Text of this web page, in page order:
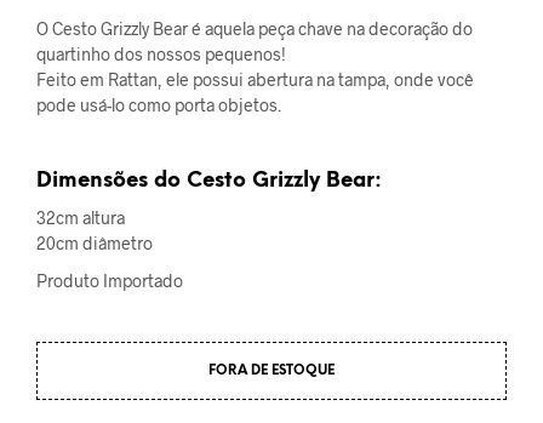
preço
original
era:
preço
é:
O Cesto Grizzly Bear é aquela peça chave na decoração do
quartinho dos nossos pequenos!
Feito em Rattan, ele possui abertura na tampa, onde você
pode usá-lo como porta objetos.
Dimensões do Cesto Grizzly Bear:
32cm altura
20cm diâmetro
Produto Importado
FORA DE ESTOQUE